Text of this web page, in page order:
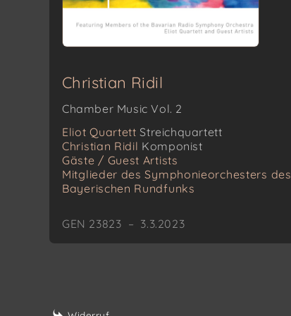
Christian Ridil
Chamber Music Vol. 2
Eliot Quartett Streichquartett
Christian Ridil Komponist
Gäste / Guest Artists
Mitglieder des Symphonieorchesters des
Bayerischen Rundfunks
GEN 23823 – 3.3.2023